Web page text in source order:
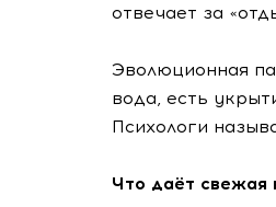
отвечает за
Эволюционная
вода, есть
Психологи
Что даёт свежая